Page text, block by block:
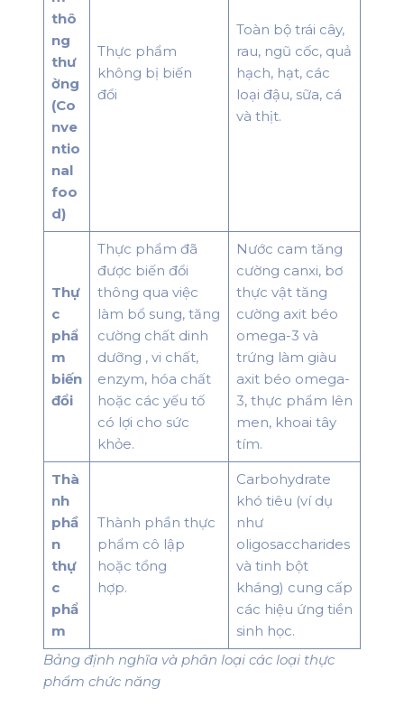
thô
ng
thư
ờng
(Co
nve
ntio
nal
foo
d)
Thực phẩm
không bị biến
đổi
Toàn bộ trái cây,
rau, ngũ cốc, quả
hạch, hạt, các
loại đậu, sữa, cá
và thịt.
Thự
c
phẩ
m
biến
đổi
Thực phẩm đã
được biến đổi
thông qua việc
làm bổ sung, tăng
cường chất dinh
dưỡng , vi chất,
enzym, hóa chất
hoặc các yếu tố
có lợi cho sức
khỏe.
Nước cam tăng
cường canxi, bơ
thực vật tăng
cường axit béo
omega-3 và
trứng làm giàu
axit béo omega-
3, thực phẩm lên
men, khoai tây
tím.
Thà
nh
phầ
n
thự
c
phẩ
m
Thành phần thực
phẩm cô lập
hoặc tổng
hợp.
Carbohydrate
khó tiêu (ví dụ
như
oligosaccharides
và tinh bột
kháng) cung cấp
các hiệu ứng tiền
sinh học.
Bảng định nghĩa và phân loại các loại thực
phẩm chức năng